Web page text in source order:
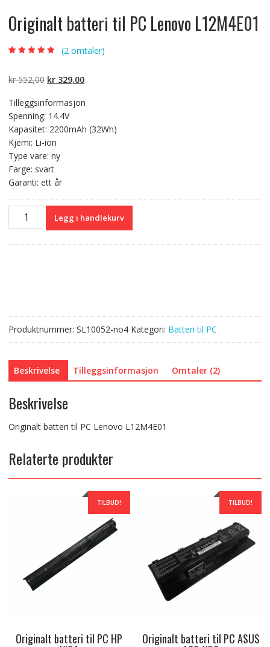
Originalt batteri til PC Lenovo L12M4E01
på
kundevurdering
(2omtaler)
kr552,00 Opprinnelig
var:
kr 552,00.
kr329,00Nåværende
er:
Tilleggsinformasjon
Spenning: 14.4V
Kapasitet: 2200mAh (32Wh)
Kjemi: Li-ion
Type vare: ny
Farge: svart
Garanti: ett år
Originalt
batteri
Legg i handlekurv
Produktnummer: SL10052-no4 Kategori: Batteri til PC
Beskrivelse Tilleggsinformasjon Omtaler (2)
Beskrivelse
Originalt batteri til PC Lenovo L12M4E01
Relaterte produkter
TILBUD!
Originalt batteri til PC HP
TILBUD!
Originalt batteri til PC ASUS